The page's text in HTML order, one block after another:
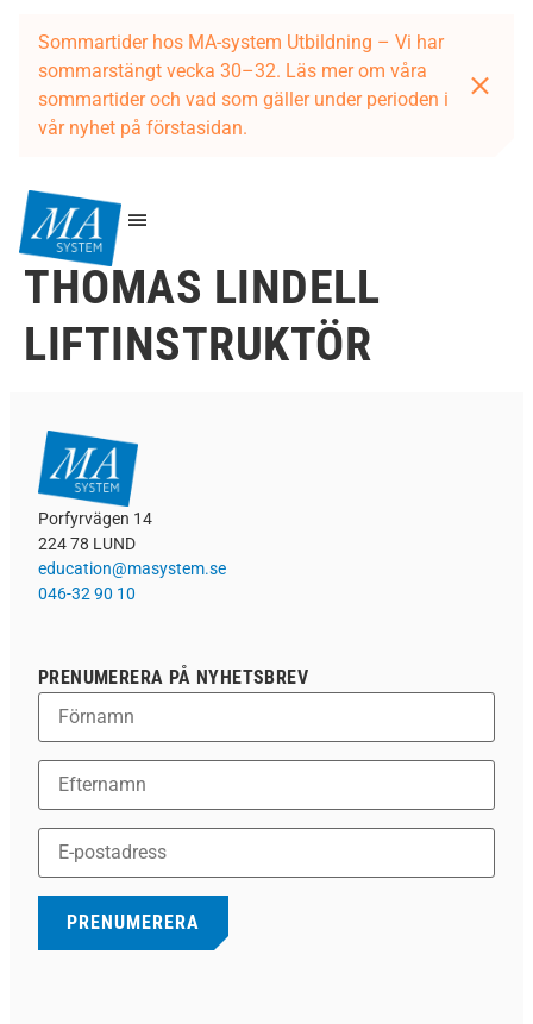
Sommartider hos MA-system Utbildning – Vi har
sommarstängt vecka 30–32. Läs mer om våra
sommartider och vad som gäller under perioden i
vår nyhet på förstasidan.
THOMAS LINDELL
LIFTINSTRUKTÖR
Porfyrvägen 14
224 78 LUND
education@masystem.se
046-32 90 10
PRENUMERERA PÅ NYHETSBREV